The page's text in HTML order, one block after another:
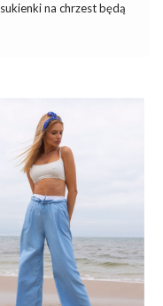
na chrzest będą